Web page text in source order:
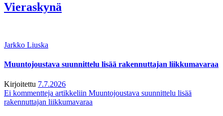
Vieraskynä
Jarkko Liuska
Muuntojoustava suunnittelu lisää rakennuttajan liikkumavaraa
Kirjoitettu 7.7.2026
Ei kommentteja artikkeliin Muuntojoustava suunnittelu lisää
rakennuttajan liikkumavaraa